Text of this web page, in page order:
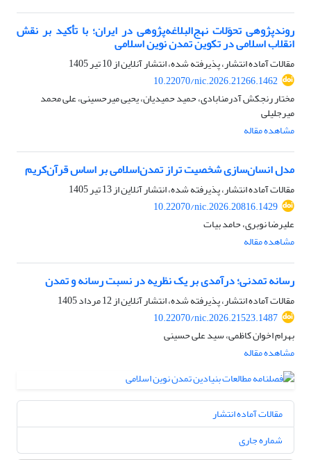
روندپژوهی تحوَلات نهج‌البلاغه‌‌پژوهی در ایران؛ با تأکید بر نقش
انقلاب اسلامی در تکوین تمدن نوین اسلامی
مقالات آماده انتشار، پذیرفته شده، انتشار آنلاین از10 تیر 1405
10.22070/nic.2026.21266.1462
مختار رنجکش آدرمنابادی، حمید حمیدیان، یحیی میرحسینی، علی محمد
میرجلیلی
مشاهده مقاله
مدل انسان‌سازی شخصیت تراز تمدن‌اسلامی بر اساس قرآن‌کریم
مقالات آماده انتشار، پذیرفته شده، انتشار آنلاین از13 تیر 1405
10.22070/nic.2026.20816.1429
علیرضا نوبری، حامد بیات
مشاهده مقاله
رسانه تمدنی؛ درآمدی بر یک نظریه در نسبت رسانه و تمدن
مقالات آماده انتشار، پذیرفته شده، انتشار آنلاین از12 مرداد 1405
10.22070/nic.2026.21523.1487
بهرام اخوان کاظمی، سید علی حسینی
مشاهده مقاله
مقالات آماده انتشار
شماره جاری